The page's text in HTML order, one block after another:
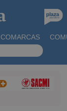
COMARCAS